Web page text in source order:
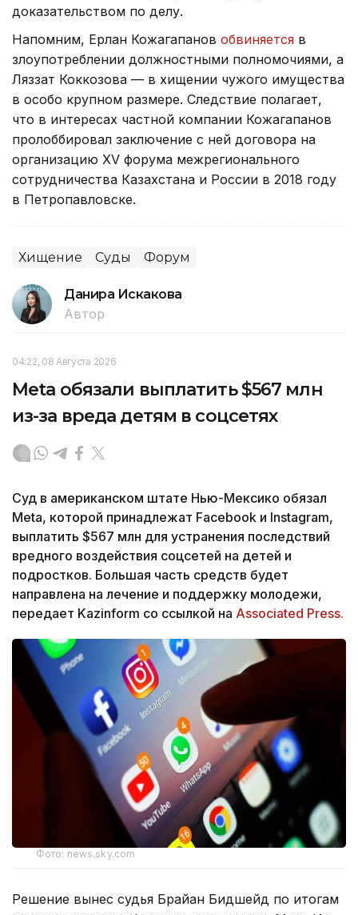
доказательством по делу.
Напомним, Ерлан Кожагапанов обвиняется в
злоупотреблении должностными полномочиями, а
Ляззат Коккозова — в хищении чужого имущества
в особо крупном размере. Следствие полагает,
что в интересах частной компании Кожагапанов
пролоббировал заключение с ней договора на
организацию XV форума межрегионального
сотрудничества Казахстана и России в 2018 году
в Петропавловске.
Хищение Суды Форум
Данира Искакова
Автор
04:22, 08 Августа 2026
Meta обязали выплатить $567 млн
из-за вреда детям в соцсетях
Суд в американском штате Нью-Мексико обязал
Meta, которой принадлежат Facebook и Instagram,
выплатить $567 млн для устранения последствий
вредного воздействия соцсетей на детей и
подростков. Большая часть средств будет
направлена на лечение и поддержку молодежи,
передает Kazinform со ссылкой на Associated Press.
Фото: news.sky.com
Решение вынес судья Брайан Бидшейд по итогам